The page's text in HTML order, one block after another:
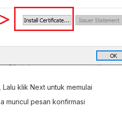
klik Next untuk memulai
muncul pesan konfirmasi